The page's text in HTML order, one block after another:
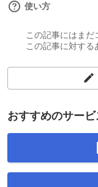
使い方
この記事にはまだ
この記事に対する
おすすめのサービ